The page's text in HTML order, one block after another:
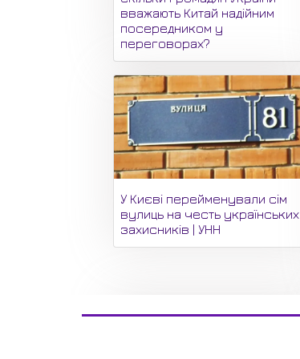
вважають Китай надійним
посередником у
переговорах?
У Києві перейменували сім
вулиць на честь українських
захисників | УНН